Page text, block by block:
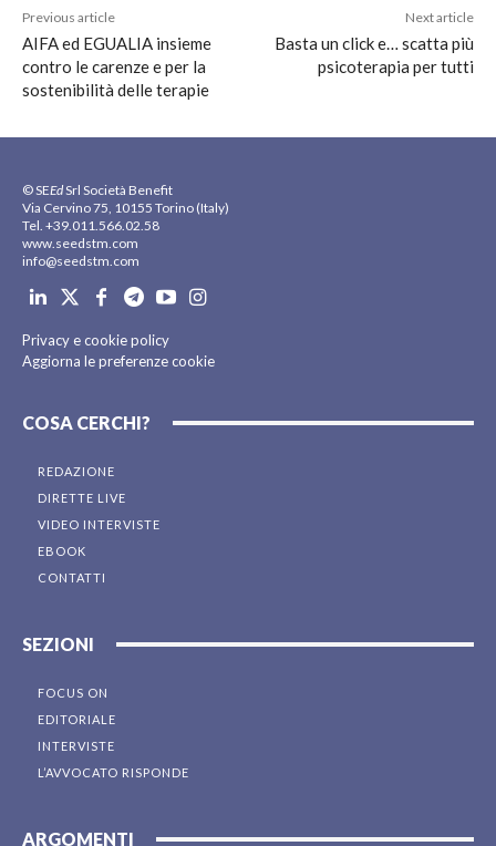
Previous article
AIFA ed EGUALIA insieme
contro le carenze e per la
sostenibilità delle terapie
Next article
Basta un click e… scatta più
psicoterapia per tutti
© SEEdSrl Società Benefit
Via Cervino 75, 10155 Torino (Italy)
Tel. +39.011.566.02.58
www.seedstm.com
info@seedstm.com
Privacy e cookie policy
Aggiorna le preferenze cookie
COSA CERCHI?
REDAZIONE
DIRETTE LIVE
VIDEO INTERVISTE
EBOOK
CONTATTI
SEZIONI
FOCUS ON
EDITORIALE
INTERVISTE
L’AVVOCATO RISPONDE
ARGOMENTI